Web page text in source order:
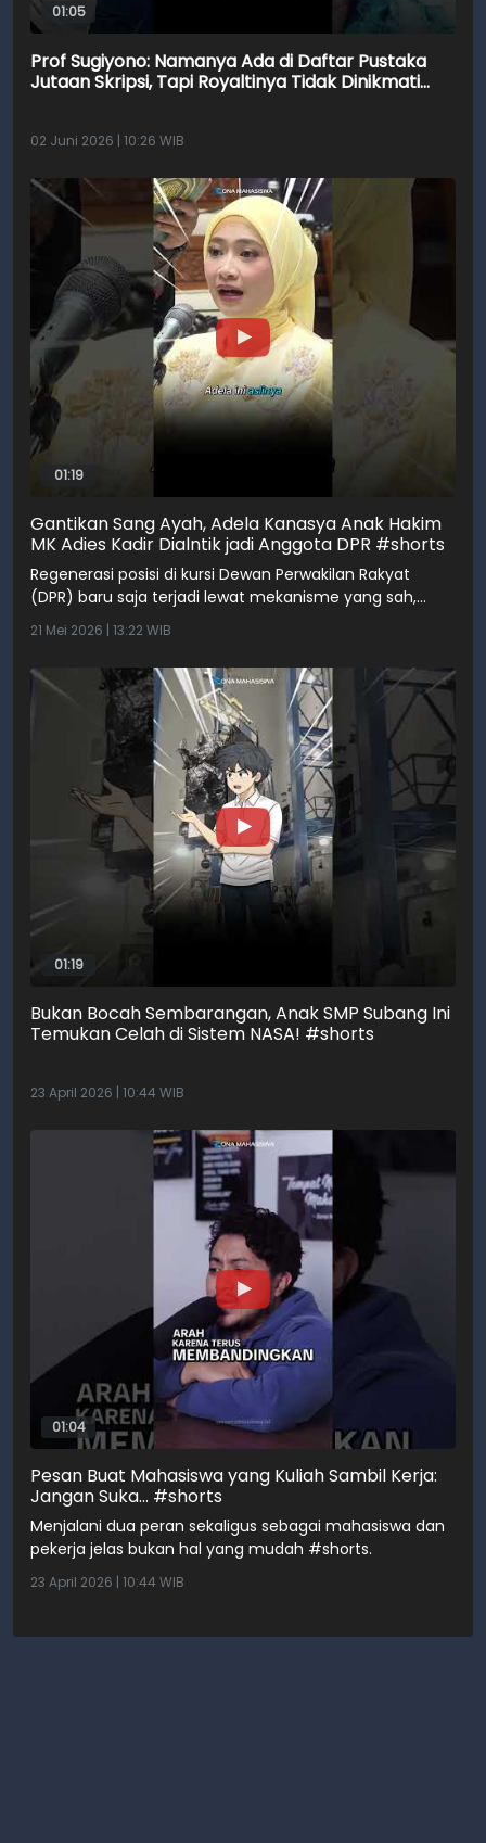
01:05
Prof Sugiyono: Namanya Ada di Daftar Pustaka
Jutaan Skripsi, Tapi Royaltinya Tidak Dinikmati
02 Juni 2026 | 10:26 WIB
01:19
Gantikan Sang Ayah, Adela Kanasya Anak Hakim
MK Adies Kadir Dialntik jadi Anggota DPR #shorts
Regenerasi posisi di kursi Dewan Perwakilan Rakyat
(DPR) baru saja terjadi lewat mekanisme yang sah,
namun tetap ...
21 Mei 2026 | 13:22 WIB
01:19
Bukan Bocah Sembarangan, Anak SMP Subang Ini
Temukan Celah di Sistem NASA! #shorts
23 April 2026 | 10:44 WIB
01:04
Pesan Buat Mahasiswa yang Kuliah Sambil Kerja:
Jangan Suka... #shorts
Menjalani dua peran sekaligus sebagai mahasiswa dan
pekerja jelas bukan hal yang mudah #shorts.
23 April 2026 | 10:44 WIB